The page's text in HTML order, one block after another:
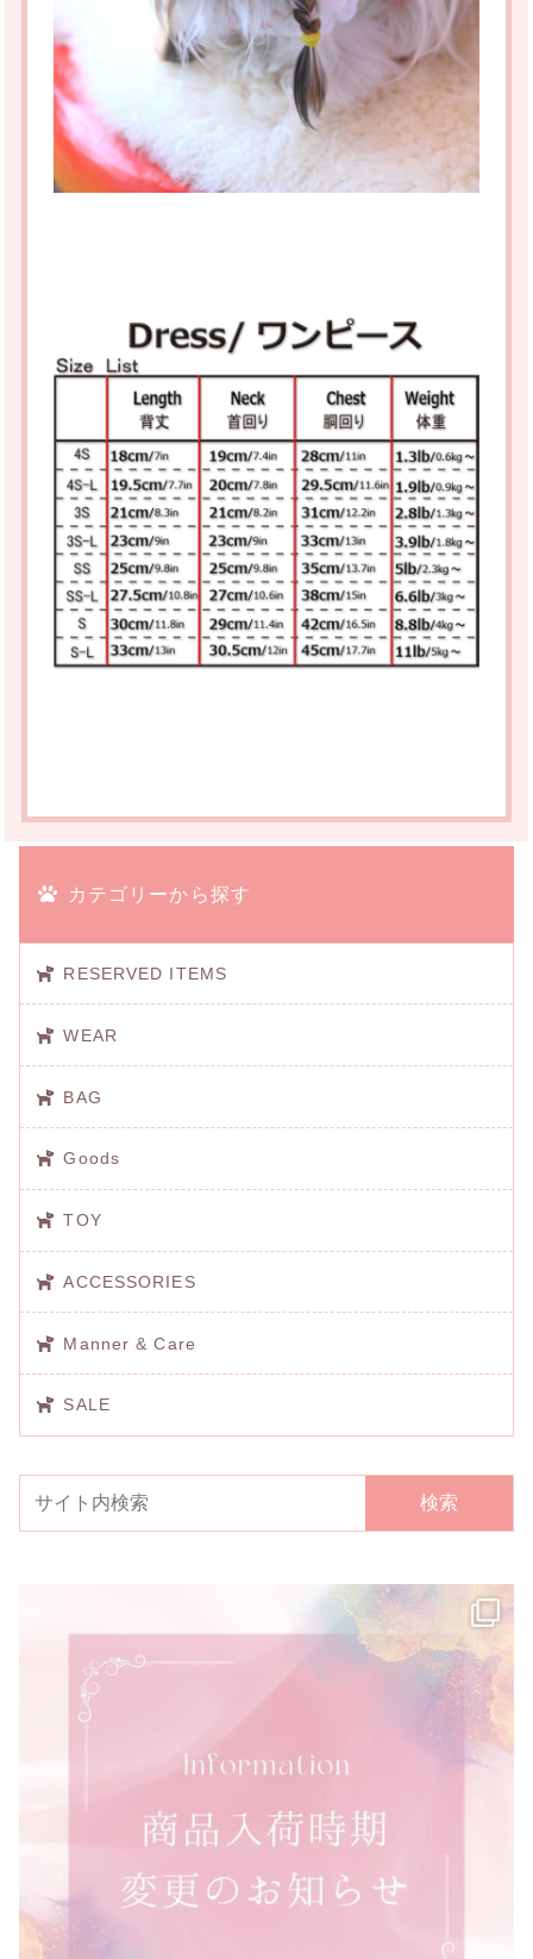
カテゴリーから探す
RESERVED ITEMS
WEAR
BAG
Goods
TOY
ACCESSORIES
Manner & Care
SALE
検索